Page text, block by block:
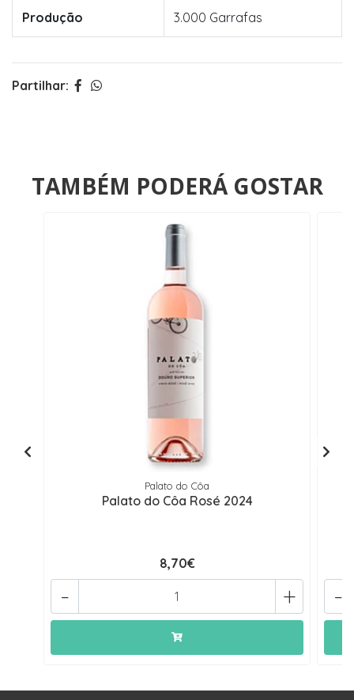
Produção 3.000 Garrafas
Partilhar:
TAMBÉM PODERÁ GOSTAR
Palato do Côa
Palato do Côa Rosé 2024
8,70€
+
- -